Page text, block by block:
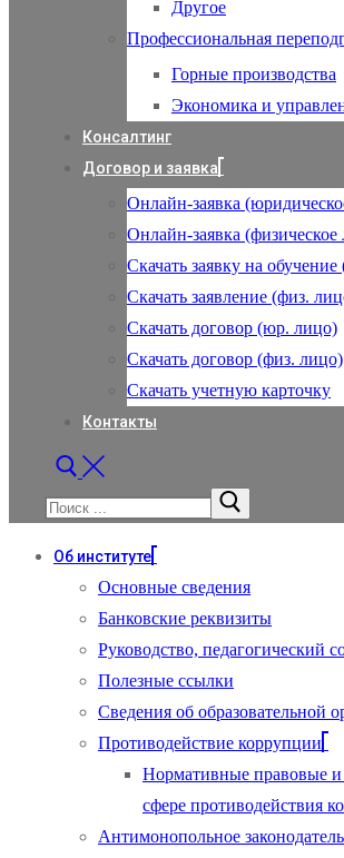
Другое
Профессиональная
Горные производства
Экономика и
Консалтинг
Договор и заявка
Онлайн-заявка
Онлайн-заявка (физическое
Скачать заявку на
Скачать заявление (физ.
Скачать договор (юр. лицо)
Скачать договор (физ. лицо)
Скачать учетную карточку
Контакты
Найти:
Об институте
Основные сведения
Банковские реквизиты
Руководство, педагогический
Полезные ссылки
Сведения об образовательной
Противодействие коррупции
Нормативные правовые
сфере противодействия
Антимонопольное